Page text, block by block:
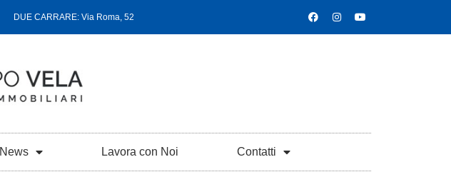
DUE CARRARE: Via Roma, 52
News Lavora con Noi Contatti